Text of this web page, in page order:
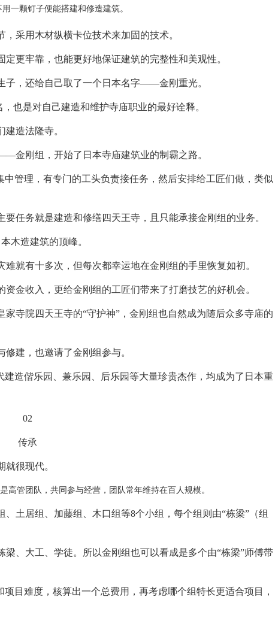
一颗钉子便能搭建和修造建筑。
采用木材纵横卡位技术来加固的技术。
更牢靠，也能更好地保证建筑的完整性和美观性。
子，还给自己取了一个日本名字——金刚重光。
也是对自己建造和维护寺庙职业的最好诠释。
造法隆寺。
金刚组，开始了日本寺庙建筑业的制霸之路。
管理，有专门的工头负责接任务，然后安排给工匠们做，类似
任务就是建造和修缮四天王寺，且只能承接金刚组的业务。
木造建筑的顶峰。
就有十多次，但每次都幸运地在金刚组的手里恢复如初。
金收入，更给金刚组的工匠们带来了打磨技艺的好机会。
寺院四天王寺的“守护神”，金刚组也自然成为随后众多寺庙的
建，也邀请了金刚组参与。
造偕乐园、兼乐园、后乐园等大量珍贵杰作，均成为了日本重
02
传承
很现代。
高管团队，共同参与经营，团队常年维持在百人规模。
土居组、加藤组、木口组等8个小组，每个组则由“栋梁”（组
、大工、学徒。所以金刚组也可以看成是多个由“栋梁”师傅带
目难度，核算出一个总费用，再考虑哪个组特长更适合项目，